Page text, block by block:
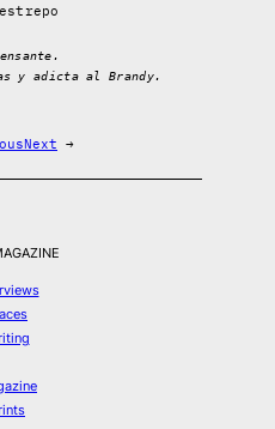
y adicta al Brandy.
Next →